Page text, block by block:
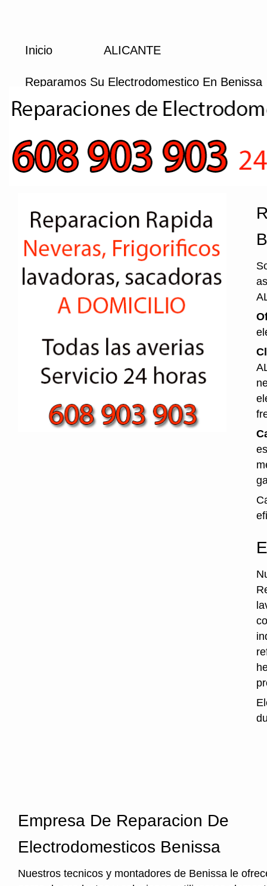
Inicio ALICANTE
Reparamos Su Electrodomestico En Benissa
Empresa De Reparacion De
Electrodomesticos Benissa
Nuestros tecnicos y montadores de Benissa le